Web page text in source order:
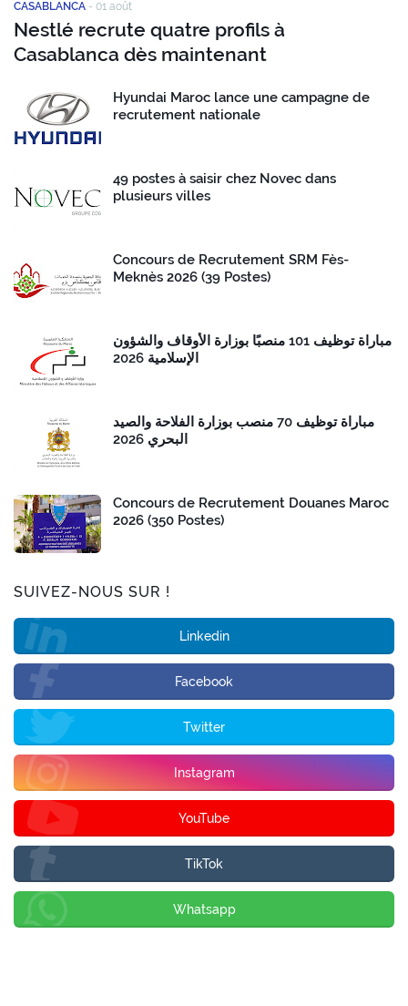
CASABLANCA - 01 août
Nestlé recrute quatre profils à
Casablanca dès maintenant
Hyundai Maroc lance une campagne de
recrutement nationale
49 postes à saisir chez Novec dans
plusieurs villes
Concours de Recrutement SRM Fès-
Meknès 2026 (39 Postes)
مباراة توظيف 101 منصبًا بوزارة الأوقاف والشؤون
الإسلامية 2026
مباراة توظيف 70 منصب بوزارة الفلاحة والصيد
البحري 2026
Concours de Recrutement Douanes Maroc
2026 (350 Postes)
SUIVEZ-NOUS SUR !
Linkedin
Facebook
Twitter
Instagram
YouTube
TikTok
Whatsapp